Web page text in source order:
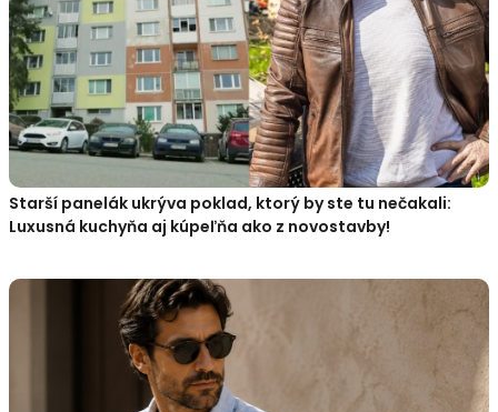
Starší panelák ukrýva poklad, ktorý by ste tu nečakali:
Luxusná kuchyňa aj kúpeľňa ako z novostavby!